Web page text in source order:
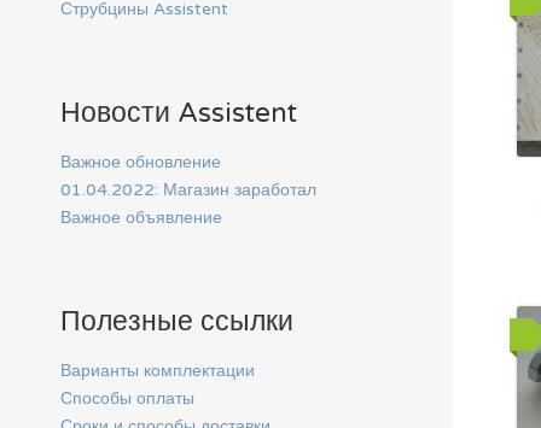
Струбцины Assistent
Новости Assistent
Важное обновление
01.04.2022: Магазин заработал
Важное объявление
Полезные ссылки
Варианты комплектации
Способы оплаты